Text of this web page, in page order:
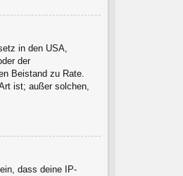
in den USA,
der
Beistand zu Rate.
ist; außer solchen,
dass deine IP-